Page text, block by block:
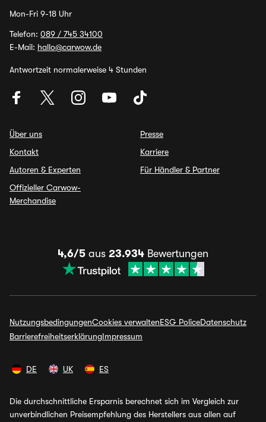
Mon-Fri 9-18 Uhr
Telefon: 089 / 745 34100
E-Mail: hallo@carwow.de
Antwortzeit normalerweise 4 Stunden
Über uns
Kontakt
Autoren & Experten
Offizieller Carwow-
Merchandise
Presse
Karriere
Für Händler & Partner
4,6/5 aus 23.934 Bewertungen
NutzungsbedingungenCookies verwaltenESG PoliceDatenschutz
BarrierefreiheitserklärungImpressum
DE UK ES
Die durchschnittliche Ersparnis berechnet sich im Vergleich zur
unverbindlichen Preisempfehlung des Herstellers aus allen auf